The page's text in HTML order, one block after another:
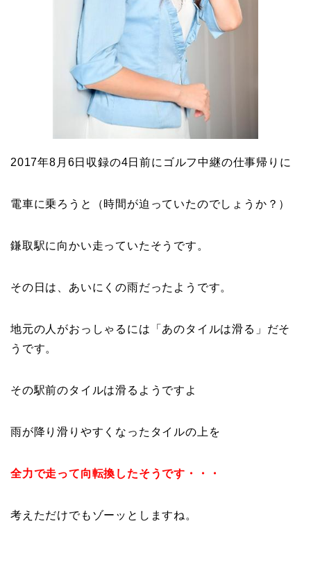
2017年8月6日収録の4日前にゴルフ中継の仕事帰りに
電車に乗ろうと（時間が迫っていたのでしょうか？）
鎌取駅に向かい走っていたそうです。
その日は、あいにくの雨だったようです。
地元の人がおっしゃるには「あのタイルは滑る」だそ
うです。
その駅前のタイルは滑るようですよ
雨が降り滑りやすくなったタイルの上を
全力で走って向転換したそうです・・・
考えただけでもゾーッとしますね。